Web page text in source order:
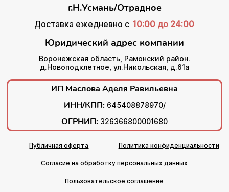
г.Н.Усмань/Отрадное
Доставка ежедневно с 10:00 до 24:00
Юридический адрес компании
Воронежская область, Рамонский район.
д.Новоподклетное, ул.Никольская, д.61а
ИП Маслова Аделя Равильевна
ИНН/КПП: 645408878970/
ОГРНИП: 326366800001680
Публичная оферта Политика конфиденциальности
Согласие на обработку персональных данных
Пользовательское соглашение